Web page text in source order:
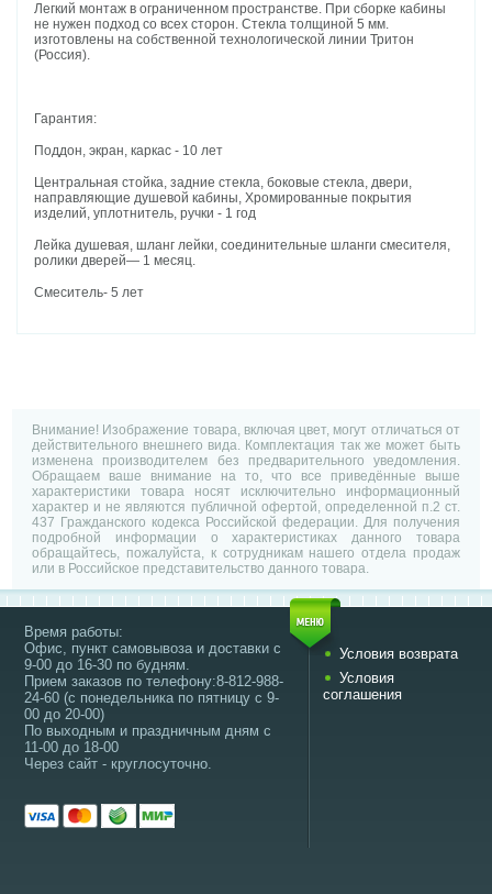
Легкий монтаж в ограниченном пространстве. При сборке кабины
не нужен подход со всех сторон. Стекла толщиной 5 мм.
изготовлены на собственной технологической линии Тритон
(Россия).
Гарантия:
Поддон, экран, каркас - 10 лет
Центральная стойка, задние стекла, боковые стекла, двери,
направляющие душевой кабины, Хромированные покрытия
изделий, уплотнитель, ручки - 1 год
Лейка душевая, шланг лейки, соединительные шланги смесителя,
ролики дверей— 1 месяц.
Смеситель- 5 лет
Внимание! Изображение товара, включая цвет, могут отличаться от
действительного внешнего вида. Комплектация так же может быть
изменена производителем без предварительного уведомления.
Обращаем ваше внимание на то, что все приведённые выше
характеристики товара носят исключительно информационный
характер и не являются публичной офертой, определенной п.2 ст.
437 Гражданского кодекса Российской федерации. Для получения
подробной информации о характеристиках данного товара
обращайтесь, пожалуйста, к сотрудникам нашего отдела продаж
или в Российское представительство данного товара.
Время работы:
Офис, пункт самовывоза и доставки с
9-00 до 16-30 по будням.
Прием заказов по телефону:8-812-988-
24-60 (с понедельника по пятницу с 9-
00 до 20-00)
По выходным и праздничным дням с
11-00 до 18-00
Через сайт - круглосуточно.
Условия возврата
Условия
соглашения